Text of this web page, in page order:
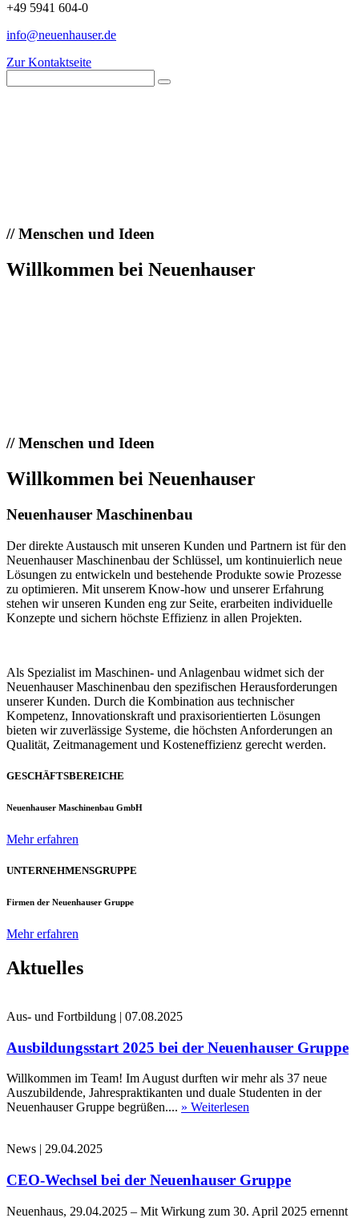
+49 5941 604-0
info@neuenhauser.de
Zur Kontaktseite
//Menschen und Ideen
Willkommen bei Neuenhauser
//Menschen und Ideen
Willkommen bei Neuenhauser
Neuenhauser Maschinenbau
Der direkte Austausch mit unseren Kunden und Partnern ist für den
Neuenhauser Maschinenbau der Schlüssel, um kontinuierlich neue
Lösungen zu entwickeln und bestehende Produkte sowie Prozesse
zu optimieren. Mit unserem Know-how und unserer Erfahrung
stehen wir unseren Kunden eng zur Seite, erarbeiten individuelle
Konzepte und sichern höchste Effizienz in allen Projekten.
Als Spezialist im Maschinen- und Anlagenbau widmet sich der
Neuenhauser Maschinenbau den spezifischen Herausforderungen
unserer Kunden. Durch die Kombination aus technischer
Kompetenz, Innovationskraft und praxisorientierten Lösungen
bieten wir zuverlässige Systeme, die höchsten Anforderungen an
Qualität, Zeitmanagement und Kosteneffizienz gerecht werden.
GESCHÄFTSBEREICHE
Neuenhauser Maschinenbau GmbH
Mehr erfahren
UNTERNEHMENSGRUPPE
Firmen der Neuenhauser Gruppe
Mehr erfahren
Aktuelles
Aus- und Fortbildung | 07.08.2025
Ausbildungsstart 2025 bei der Neuenhauser Gruppe
Willkommen im Team! Im August durften wir mehr als 37 neue
Auszubildende, Jahrespraktikanten und duale Studenten in der
Neuenhauser Gruppe begrüßen.... » Weiterlesen
News | 29.04.2025
CEO-Wechsel bei der Neuenhauser Gruppe
Neuenhaus, 29.04.2025 – Mit Wirkung zum 30. April 2025 ernennt